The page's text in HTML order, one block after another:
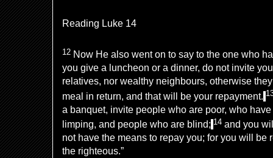
Reading Luke 14
12 Now He also went on to say to the one who
you give a luncheon or a dinner, do not invite
relatives, nor wealthy neighbours, otherwise
meal in return, and that will be your repayment.
a banquet, invite people who are poor, who
limping, and people who are blind; 14 and you
not have the means to repay you; for you will be
the righteous.”